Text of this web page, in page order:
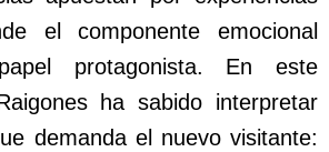
el componente emocional
protagonista. En este
ha sabido interpretar
demanda el nuevo visitante: